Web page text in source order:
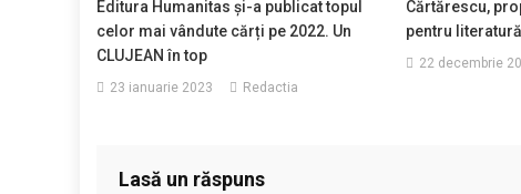
Editura Humanitas și-a publicat topul
celor mai vândute cărți pe 2022. Un
CLUJEAN în top
23 ianuarie 2023 Redactia
Cărtărescu,
pentru literatură
22 decembrie
Lasă un răspuns